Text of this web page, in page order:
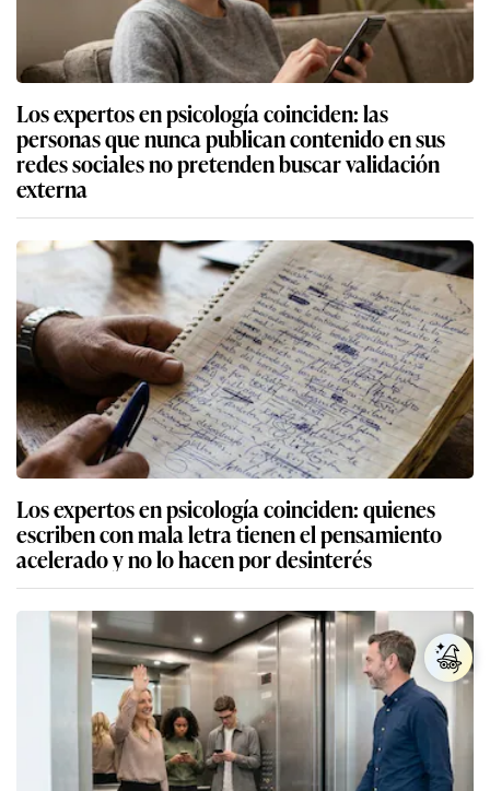
Los expertos en psicología coinciden: las
personas que nunca publican contenido en sus
redes sociales no pretenden buscar validación
externa
Los expertos en psicología coinciden: quienes
escriben con mala letra tienen el pensamiento
acelerado y no lo hacen por desinterés